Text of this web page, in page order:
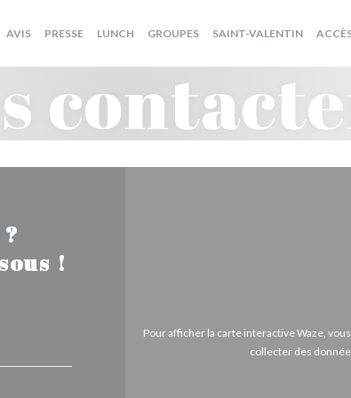
AVIS PRESSE LUNCH GROUPES((OUVRE UNE NOUVELLE
SAINT-VALENTIN((OUVRE
!
Pour afficher la carte interactive Waze,
collecter des